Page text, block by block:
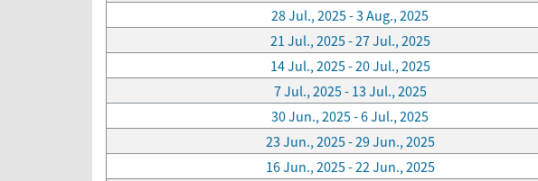
28 Jul., 2025 - 3 Aug., 2025
21 Jul., 2025 - 27 Jul., 2025
14 Jul., 2025 - 20 Jul., 2025
7 Jul., 2025 - 13 Jul., 2025
30 Jun., 2025 - 6 Jul., 2025
23 Jun., 2025 - 29 Jun., 2025
16 Jun., 2025 - 22 Jun., 2025